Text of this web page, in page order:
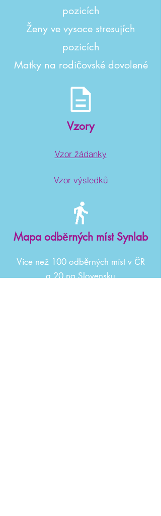
pozicích
Ženy ve vysoce stresujích
pozicích
Matky na rodičovské dovolené
Vzory
Vzor žádanky
Vzor výsledků
Mapa odběrných míst Synlab
Více než 100 odběrných míst v ČR
a 20 na Slovensku